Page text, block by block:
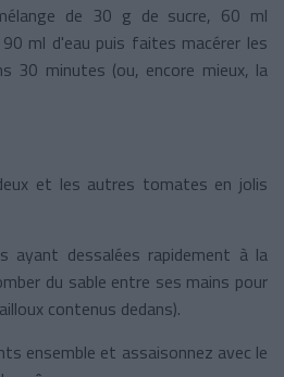
de 30 g de sucre, 60 ml
ml d'eau puis faites macérer les
30 minutes (ou, encore mieux, la
et les autres tomates en jolis
ayant dessalées rapidement à la
du sable entre ses mains pour
contenus dedans).
ensemble et assaisonnez avec le